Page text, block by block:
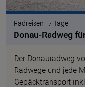
Radreisen | 7 Tage
Donau-Radweg
Der Donauradweg
Radwege und jede
Gepäcktransport